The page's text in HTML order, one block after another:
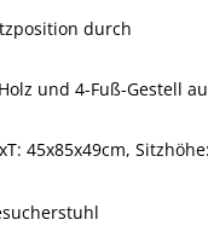
durch
und 4-Fuß-Gestell
45x85x49cm, Sitzhöhe: